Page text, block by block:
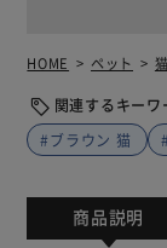
HOME ペット 猫
関連するキーワ
#ブラウン 猫
商品説明